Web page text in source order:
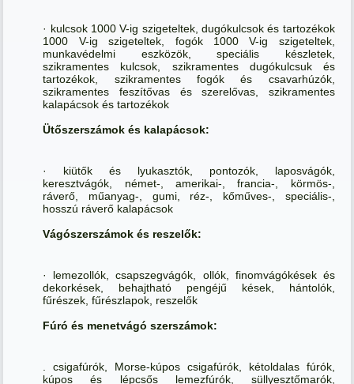
· kulcsok 1000 V-ig szigeteltek, dugókulcsok és tartozékok
1000 V-ig szigeteltek, fogók 1000 V-ig szigeteltek,
munkavédelmi eszközök, speciális készletek,
szikramentes kulcsok, szikramentes dugókulcsuk és
tartozékok, szikramentes fogók és csavarhúzók,
szikramentes feszítővas és szerelővas, szikramentes
kalapácsok és tartozékok
Ütőszerszámok és kalapácsok:
· kiütők és lyukasztók, pontozók, laposvágók,
keresztvágók, német-, amerikai-, francia-, körmös-,
ráverő, műanyag-, gumi, réz-, kőműves-, speciális-,
hosszú ráverő kalapácsok
Vágószerszámok és reszelők:
· lemezollók, csapszegvágók, ollók, finomvágókések és
dekorkések, behajtható pengéjű kések, hántolók,
fűrészek, fűrészlapok, reszelők
Fúró és menetvágó szerszámok:
. csigafúrók, Morse-kúpos csigafúrók, kétoldalas fúrók,
kúpos és lépcsős lemezfúrók, süllyesztőmarók,